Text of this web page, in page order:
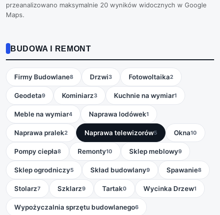
przeanalizowano maksymalnie 20 wyników widocznych w Google
Maps.
BUDOWA I REMONT
Firmy Budowlane8 Drzwi3 Fotowoltaika2
Geodeta9 Kominiarz3 Kuchnie na wymiar1
Meble na wymiar4 Naprawa lodówek1
Naprawa pralek2 Naprawa telewizorów5 Okna10
Pompy ciepła8 Remonty10 Sklep meblowy9
Sklep ogrodniczy5 Skład budowlany9 Spawanie8
Stolarz7 Szklarz9 Tartak0 Wycinka Drzew1
Wypożyczalnia sprzętu budowlanego6